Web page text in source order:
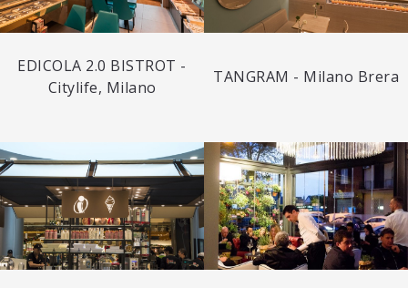
EDICOLA 2.0 BISTROT -
Citylife, Milano
TANGRAM - Milano Brera